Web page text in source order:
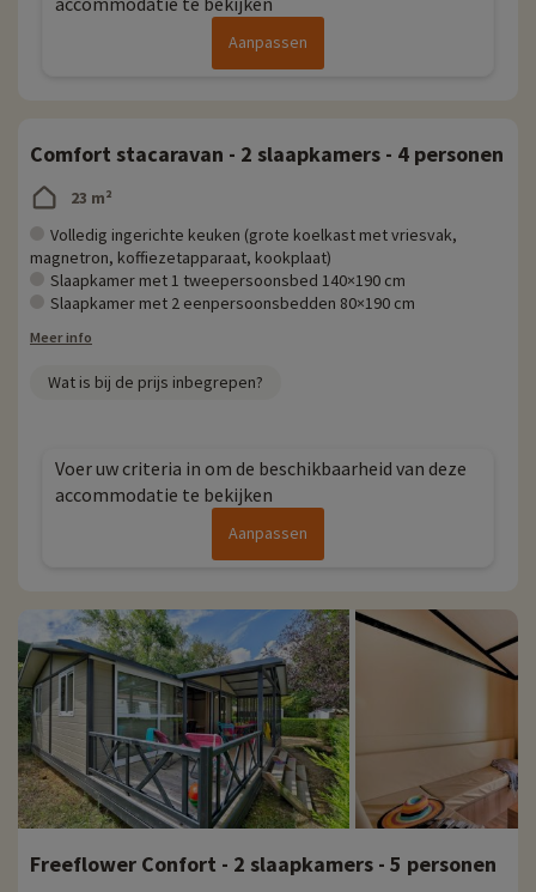
Aanpassen
Comfort stacaravan - 2 slaapkamers - 4 personen
23 m²
Volledig ingerichte keuken (grote koelkast met vriesvak,
magnetron, koffiezetapparaat, kookplaat)
Slaapkamer met 1 tweepersoonsbed 140×190 cm
Slaapkamer met 2 eenpersoonsbedden 80×190 cm
Meer info
Wat is bij de prijs inbegrepen?
Voer uw criteria in om de beschikbaarheid van deze
accommodatie te bekijken
Aanpassen
Freeflower Confort - 2 slaapkamers - 5 personen